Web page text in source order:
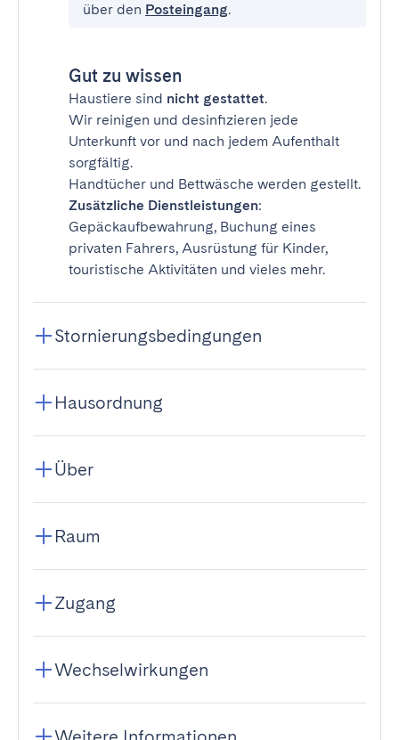
über den Posteingang.
Gut zu wissen
Haustiere sind nicht gestattet.
Wir reinigen und desinfizieren jede
Unterkunft vor und nach jedem Aufenthalt
sorgfältig.
Handtücher und Bettwäsche werden gestellt.
Zusätzliche Dienstleistungen:
Gepäckaufbewahrung, Buchung eines
privaten Fahrers, Ausrüstung für Kinder,
touristische Aktivitäten und vieles mehr.
Stornierungsbedingungen
Hausordnung
Über
Raum
Zugang
Wechselwirkungen